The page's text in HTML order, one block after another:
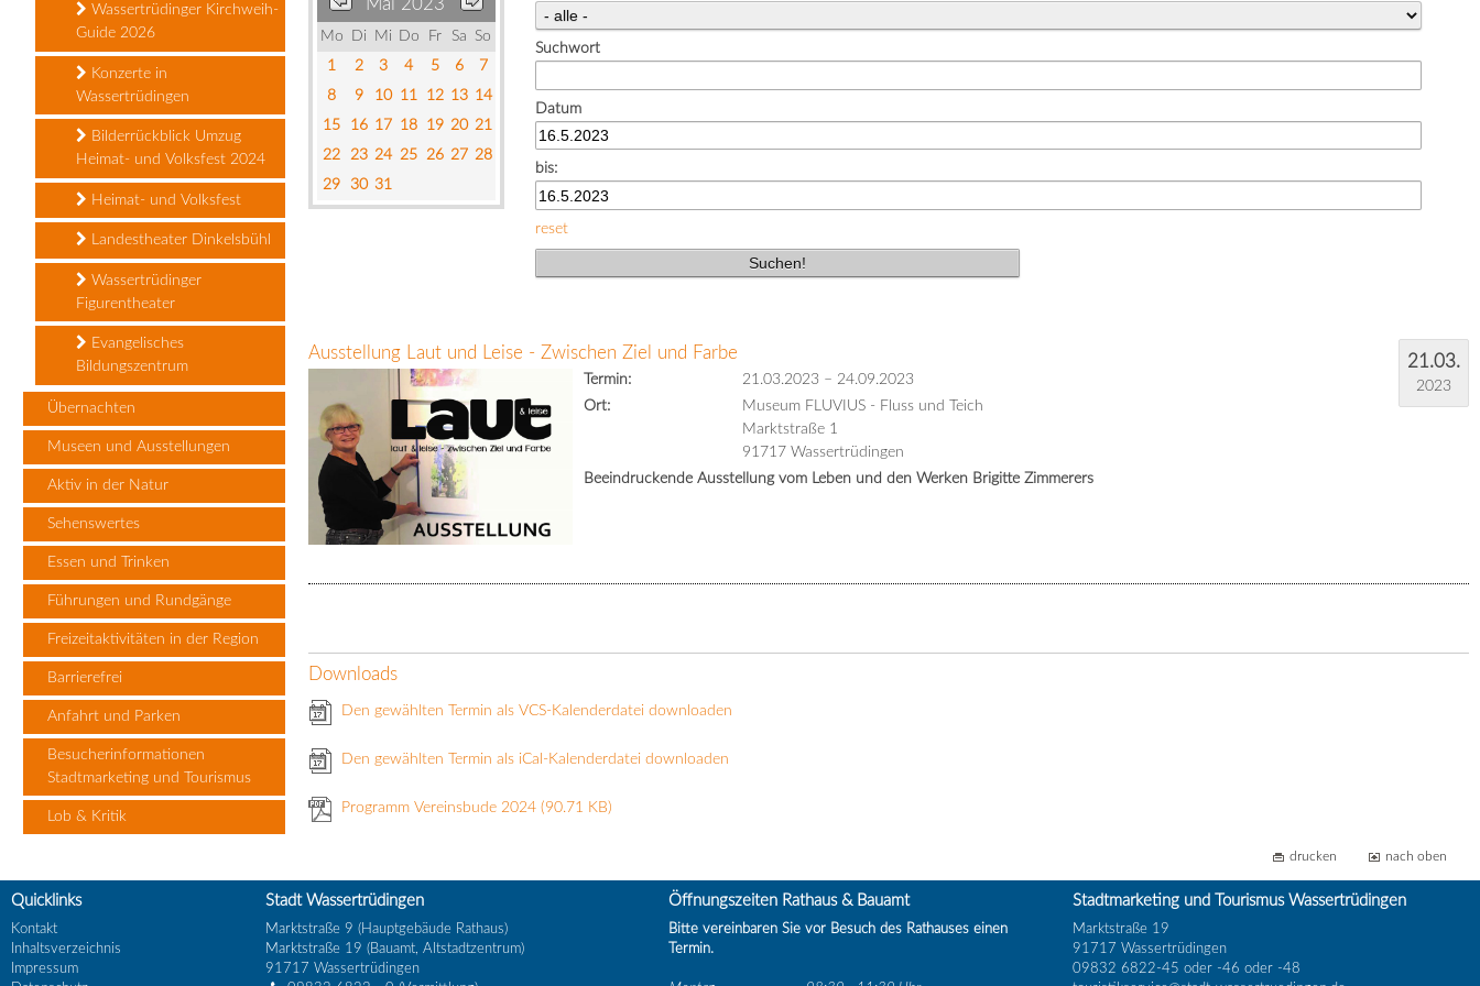
Wassertrüdinger Kirchweih-
Guide 2026
Konzerte in
Wassertrüdingen
Bilderrückblick Umzug
Heimat- und Volksfest 2024
Heimat- und Volksfest
Landestheater Dinkelsbühl
Wassertrüdinger
Figurentheater
Evangelisches
Bildungszentrum
Übernachten
Museen und Ausstellungen
Aktiv in der Natur
Sehenswertes
Essen und Trinken
Führungen und Rundgänge
Freizeitaktivitäten in der Region
Barrierefrei
Anfahrt und Parken
Besucherinformationen
Stadtmarketing und Tourismus
Lob & Kritik
Mai 2023
Mo Di Mi Do Fr Sa
So
1
2 3 4 5 6
7
8
9 10 11 12 13 14
15
16 17 18 19 20 21
22
23 24 25 26 27 28
29
30 31
Suchwort
Datum
bis:
reset
21.03.
2023
Ausstellung Laut und Leise - Zwischen Ziel und Farbe
Termin: 21.03.2023 – 24.09.2023
Ort:
Museum FLUVIUS - Fluss und Teich
Marktstraße 1
91717 Wassertrüdingen
Beeindruckende Ausstellung vom Leben und den Werken Brigitte Zimmerers
Downloads
Den gewählten Termin als VCS-Kalenderdatei downloaden
Den gewählten Termin als iCal-Kalenderdatei downloaden
Programm Vereinsbude 2024 (90.71 KB)
drucken nach oben
Quicklinks
Kontakt
Inhaltsverzeichnis
Impressum
Stadt Wassertrüdingen
Marktstraße 9 (Hauptgebäude Rathaus)
Marktstraße 19 (Bauamt, Altstadtzentrum)
91717 Wassertrüdingen
Öffnungszeiten Rathaus & Bauamt
Bitte vereinbaren Sie vor Besuch des Rathauses einen
Termin.
Stadtmarketing und Tourismus Wassertrüdingen
Marktstraße 19
91717 Wassertrüdingen
09832 6822-45 oder -46 oder -48